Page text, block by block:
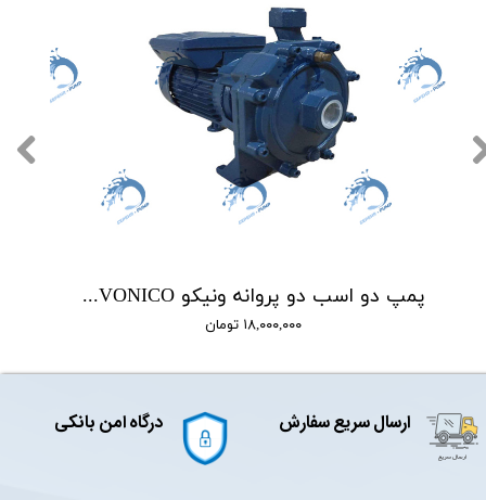
پمپ دو اسب دو پروانه ونیکو VONICO مدل IB210-S
۱۸,۰۰۰,۰۰۰ تومان
ارسال سریع سفارش درگاه امن بانکی